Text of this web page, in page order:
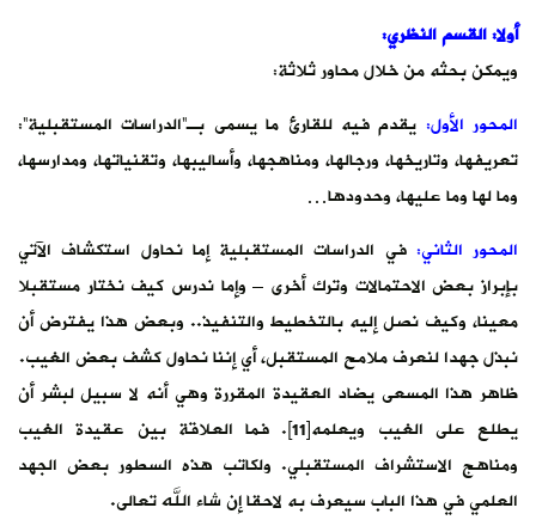
أولا: القسم النظري:
ويمكن بحثه من خلال محاور ثلاثة:
المحور الأول: يقدم فيه للقارئ ما يسمى بـ”الدراسات المستقبلية”:
تعريفها، وتاريخها، ورجالها، ومناهجها، وأساليبها، وتقنياتها، ومدارسها،
وما لها وما عليها، وحدودها…
المحور الثاني: في الدراسات المستقبلية إما نحاول استكشاف الآتي
بإبراز بعض الاحتمالات وترك أخرى – وإما ندرس كيف نختار مستقبلا
معينا، وكيف نصل إليه بالتخطيط والتنفيذ.. وبعض هذا يفترض أن
نبذل جهدا لنعرف ملامح المستقبل، أي إننا نحاول كشف بعض الغيب.
ظاهر هذا المسعى يضاد العقيدة المقررة وهي أنه لا سبيل لبشر أن
يطلع على الغيب ويعلمه[11]. فما العلاقة بين عقيدة الغيب
ومناهج الاستشراف المستقبلي. ولكاتب هذه السطور بعض الجهد
العلمي في هذا الباب سيعرف به لاحقا إن شاء الله تعالى.